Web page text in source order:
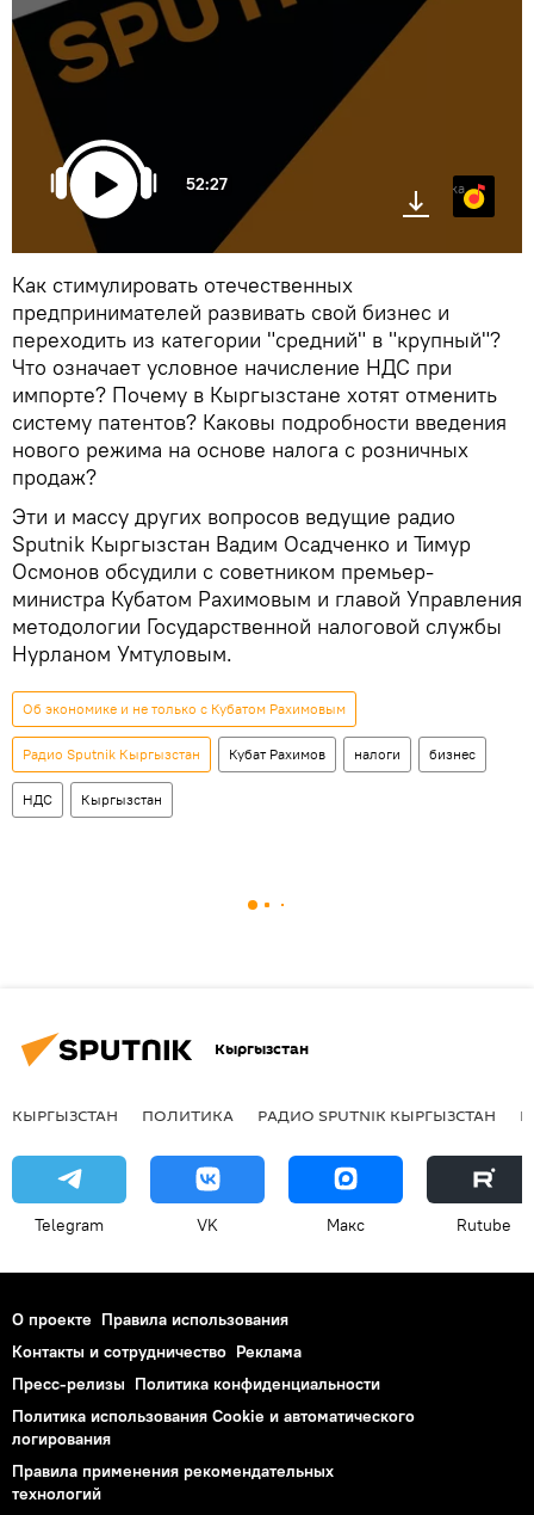
52:27 Яндекс.Музыка
Как стимулировать отечественных
предпринимателей развивать свой бизнес и
переходить из категории "средний" в "крупный"?
Что означает условное начисление НДС при
импорте? Почему в Кыргызстане хотят отменить
систему патентов? Каковы подробности введения
нового режима на основе налога с розничных
продаж?
Эти и массу других вопросов ведущие радио
Sputnik Кыргызстан Вадим Осадченко и Тимур
Осмонов обсудили с советником премьер-
министра Кубатом Рахимовым и главой Управления
методологии Государственной налоговой службы
Нурланом Умтуловым.
Об экономике и не только с Кубатом Рахимовым
Радио Sputnik Кыргызстан Кубат Рахимов налоги бизнес
НДС Кыргызстан
Кыргызстан
КЫРГЫЗСТАН ПОЛИТИКА РАДИО SPUTNIK КЫРГЫЗСТАН
Telegram VK Макс Rutube
О проекте Правила использования
Контакты и сотрудничество Реклама
Пресс-релизы Политика конфиденциальности
Политика использования Cookie и автоматического
логирования
Правила применения рекомендательных
технологий